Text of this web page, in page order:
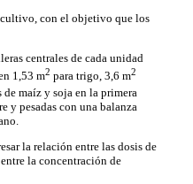
cultivo, con el objetivo que los
centrales de cada unidad
1,53 m2 para trigo, 3,6 m2
de maíz y soja en la primera
y pesadas con una balanza
la relación entre las dosis de
la concentración de